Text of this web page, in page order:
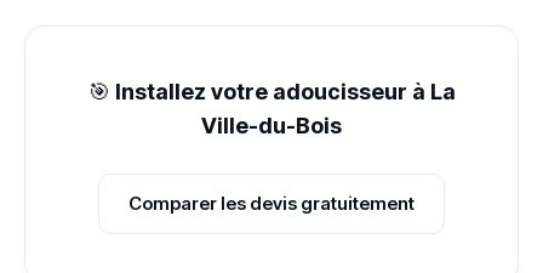
🎯 Installez votre adoucisseur à La
Ville-du-Bois
Comparer les devis gratuitement